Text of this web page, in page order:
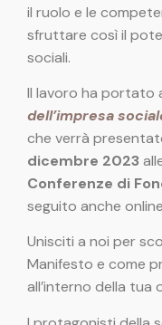
il ruolo e le
sfruttare così il
sociali.
Il lavoro ha portato
dell’impresa
che verrà
dicembre 2023
Conferenze di
seguito anche
Unisciti a noi per
Manifesto e come
all’interno della tua